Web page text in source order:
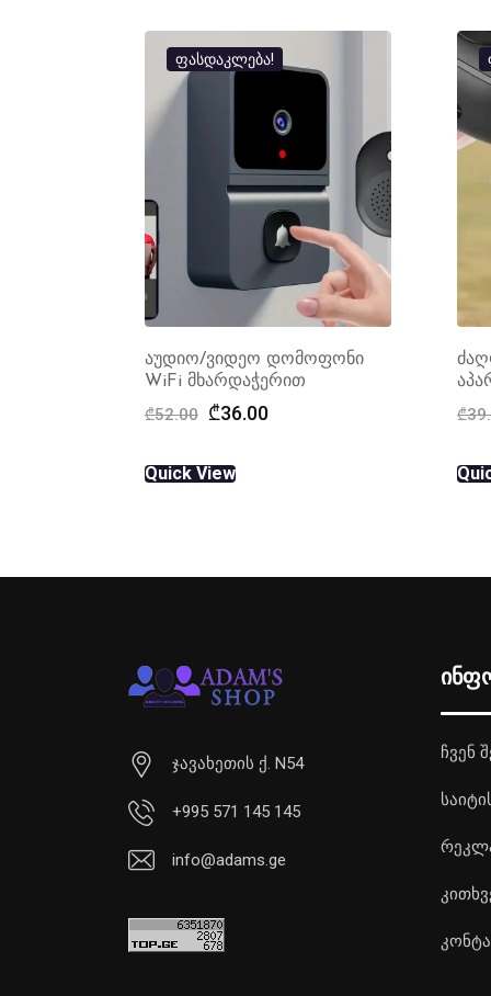
ფასდაკლება!
აუდიო/ვიდეო დომოფონი
WiFi მხარდაჭერით
₾52.00 Original
was:
₾52.00.
₾36.00Current
Quick View
₾
ჯავახეთის ქ. N54
+995 571 145 145
info@adams.ge
ჩვენ